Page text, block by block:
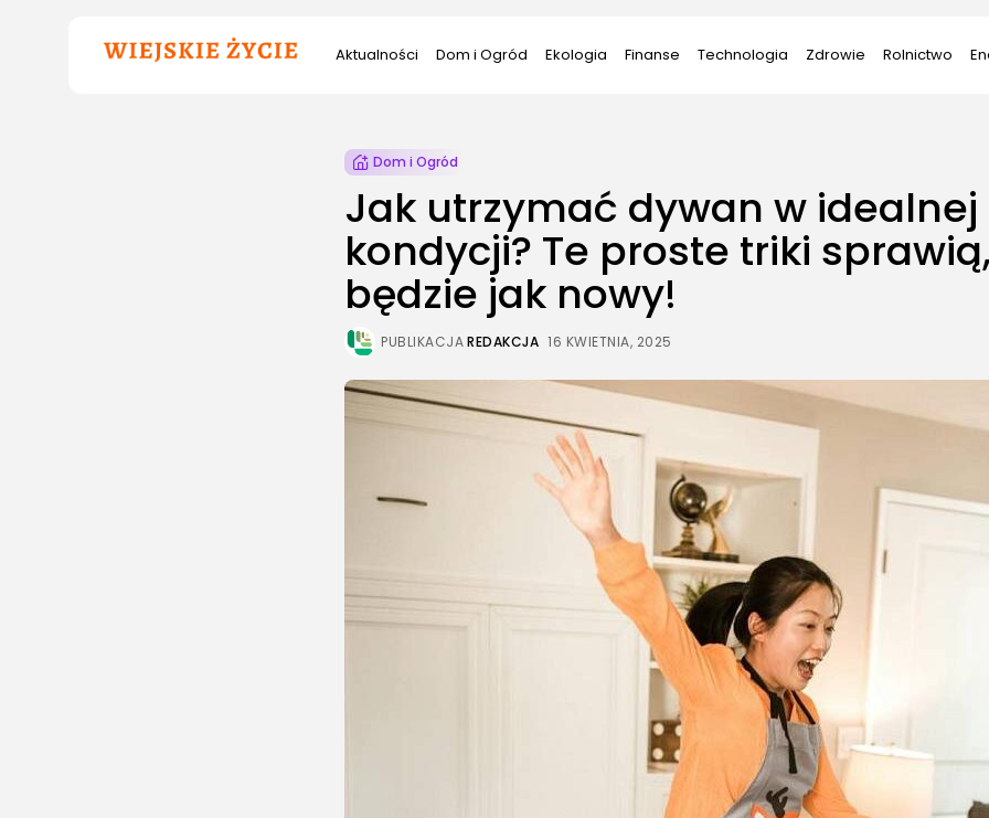
Aktualności Dom i Ogród Ekologia Finanse Technologia Zdrowie Rolnictwo
Szukana
fraza:
Dom i Ogród
Jak utrzymać dywan w idealnej
kondycji? Te proste triki
będzie jak nowy!
PUBLIKACJAREDAKCJA 16 KWIETNIA, 2025